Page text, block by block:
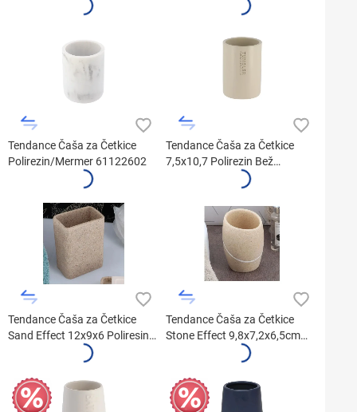
Tendance Čaša za Četkice
Polirezin/Mermer 61122602
Tendance Čaša za Četkice
7,5x10,7 Polirezin Bež
Tendance Čaša za Četkice
Sand Effect 12x9x6 Poliresin
Tendance Čaša za Četkice
Stone Effect 9,8x7,2x6,5cm